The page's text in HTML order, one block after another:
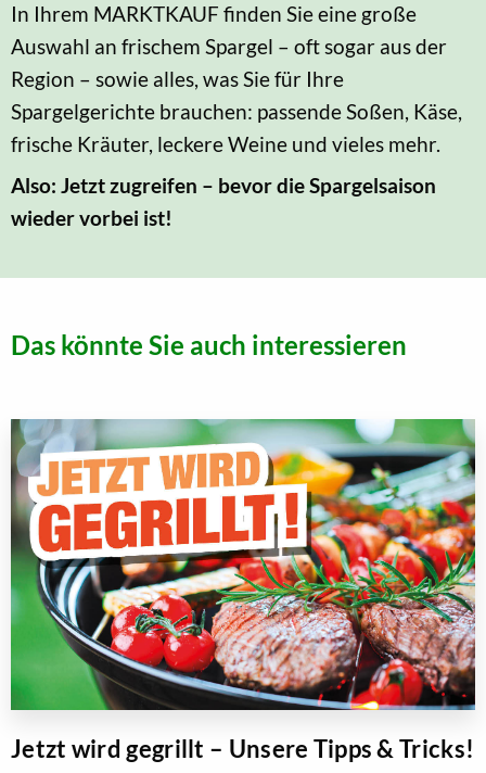
In Ihrem MARKTKAUF finden Sie eine große
Auswahl an frischem Spargel – oft sogar aus der
Region – sowie alles, was Sie für Ihre
Spargelgerichte brauchen: passende Soßen, Käse,
frische Kräuter, leckere Weine und vieles mehr.
Also: Jetzt zugreifen – bevor die Spargelsaison
wieder vorbei ist!
Das könnte Sie auch interessieren
Jetzt wird gegrillt – Unsere Tipps & Tricks!